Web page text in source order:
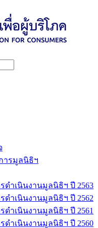
ารมูลนิธิฯ
ดำเนินงานมูลนิธิฯ ปี 2563
ดำเนินงานมูลนิธิฯ ปี 2562
ดำเนินงานมูลนิธิฯ ปี 2561
ดำเนินงานมูลนิธิฯ ปี 2560